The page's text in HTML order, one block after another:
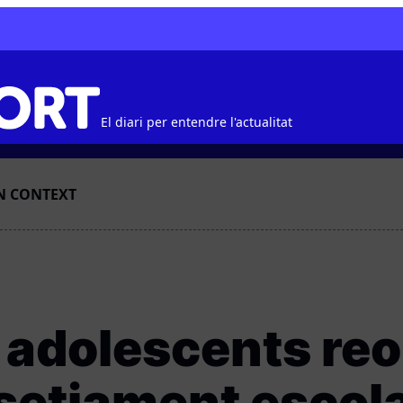
El diari per entendre l'actualitat
CONTEXT